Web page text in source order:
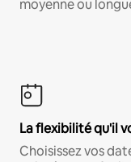
moyenne ou
La flexibilité qu'il
Choisissez vos